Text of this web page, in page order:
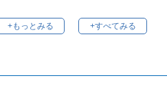
+もっとみる +すべてみる